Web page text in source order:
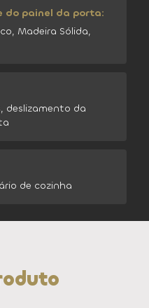
do painel da porta:
Madeira Sólida,
deslizamento da
de cozinha